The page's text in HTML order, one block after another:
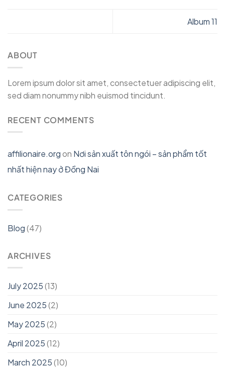
Album 11
ABOUT
Lorem ipsum dolor sit amet, consectetuer adipiscing elit,
sed diam nonummy nibh euismod tincidunt.
RECENT COMMENTS
affilionaire.orgon Nơi sản xuất tôn ngói – sản phẩm tốt
nhất hiện nay ở Đồng Nai
CATEGORIES
Blog(47)
ARCHIVES
July 2025(13)
June 2025(2)
May 2025(2)
April 2025(12)
March 2025(10)